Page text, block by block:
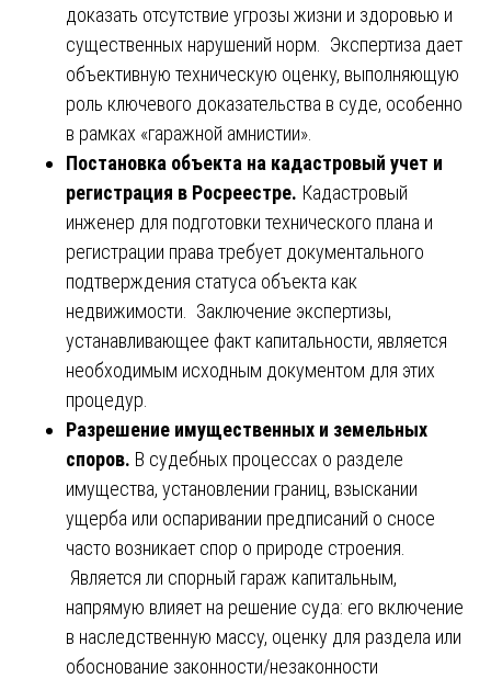
доказать отсутствие угрозы жизни и здоровью и
существенных нарушений норм. Экспертиза дает
объективную техническую оценку, выполняющую
роль ключевого доказательства в суде, особенно
в рамках «гаражной амнистии».
Постановка объекта на кадастровый учет и
регистрация в Росреестре. Кадастровый
инженер для подготовки технического плана и
регистрации права требует документального
подтверждения статуса объекта как
недвижимости. Заключение экспертизы,
устанавливающее факт капитальности, является
необходимым исходным документом для этих
процедур.
Разрешение имущественных и земельных
споров. В судебных процессах о разделе
имущества, установлении границ, взыскании
ущерба или оспаривании предписаний о сносе
часто возникает спор о природе строения.
Является ли спорный гараж капитальным,
напрямую влияет на решение суда: его включение
в наследственную массу, оценку для раздела или
обоснование законности/незаконности